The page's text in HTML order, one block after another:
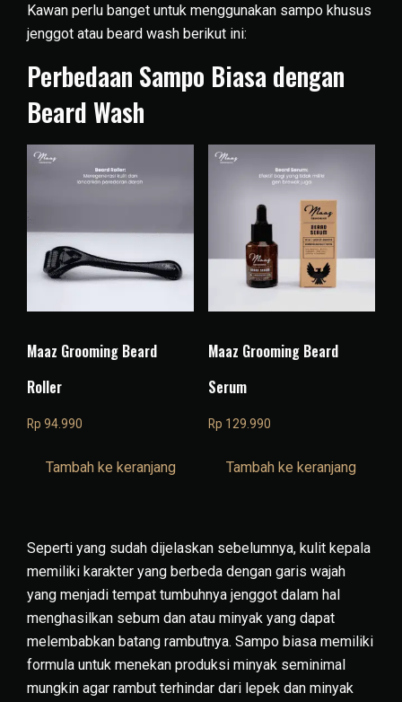
Kawan perlu banget untuk menggunakan sampo khusus
jenggot atau beard wash berikut ini:
Perbedaan Sampo Biasa dengan
Beard Wash
Maaz Grooming Beard
Roller
Rp 94.990
Tambah ke keranjang
Maaz Grooming Beard
Serum
Rp 129.990
Tambah ke keranjang
Seperti yang sudah dijelaskan sebelumnya, kulit kepala
memiliki karakter yang berbeda dengan garis wajah
yang menjadi tempat tumbuhnya jenggot dalam hal
menghasilkan sebum dan atau minyak yang dapat
melembabkan batang rambutnya. Sampo biasa memiliki
formula untuk menekan produksi minyak seminimal
mungkin agar rambut terhindar dari lepek dan minyak